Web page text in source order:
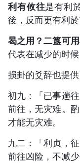
利有攸往是有利
後，反而更有利於
曷之用？二簋可
代表在减少的时
损卦的爻辞也提
初九：「已事遄
前往，无灾难。
才能无灾难。
九二：「利贞，
前往凶险，不减